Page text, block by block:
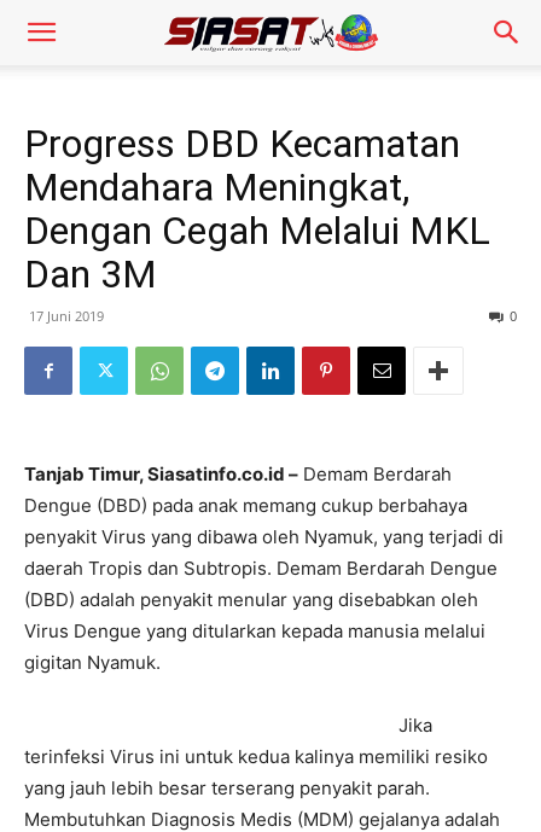
Progress DBD Kecamatan
Mendahara Meningkat,
Dengan Cegah Melalui MKL
Dan 3M
17 Juni 2019 0
Tanjab Timur, Siasatinfo.co.id – Demam Berdarah
Dengue (DBD) pada anak memang cukup berbahaya
penyakit Virus yang dibawa oleh Nyamuk, yang terjadi di
daerah Tropis dan Subtropis. Demam Berdarah Dengue
(DBD) adalah penyakit menular yang disebabkan oleh
Virus Dengue yang ditularkan kepada manusia melalui
gigitan Nyamuk.
Jika
terinfeksi Virus ini untuk kedua kalinya memiliki resiko
yang jauh lebih besar terserang penyakit parah.
Membutuhkan Diagnosis Medis (MDM) gejalanya adalah